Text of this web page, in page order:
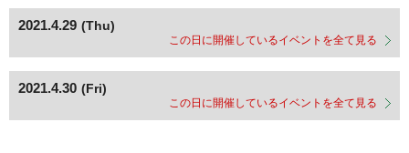
2021.4.29 (Thu)
この日に開催しているイベントを全て見る
2021.4.30 (Fri)
この日に開催しているイベントを全て見る